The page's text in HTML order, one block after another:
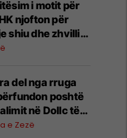
i motit për
njofton për
shiu dhe zhvillim
konvektive
del nga rruga
poshtë
në Dollc të
e Zezë